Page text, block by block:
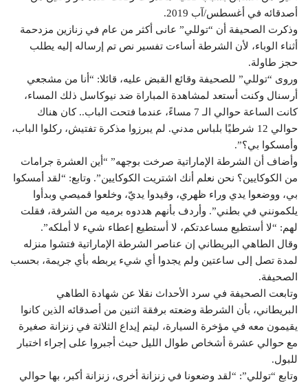
أصدقائه في أغسطس/آب 2019.
وذكرت الصحيفة أن “توللي” عانى أكثر من عام في زنازين مزدحمة
أثناء الوباء، لأن الشرطة أساءت تفسير نص تم إرساله إليه يطلب
حجز طاولة.
وروى “توللي” للصحيفة وقائع القبض عليه، قائلا: “أنا من مشجعي
أرسنال وكنت أستعد لمشاهدة المباراة ضد نيوكاسل ذلك المساء،
كانت الساعة حوالي الـ 7 مساءً، عندما فتحت الباب.. كان هناك
حوالي 12 شرطيًا بلباس مدني. لم يبرزوا مذكرة تفتيش، ركلوا الباب،
وأمسكوا بي؟”.
وأضاف أن الشرطة الإماراتية صرخت بوجهه” “أين العشرة جرامات
من الكوكايين؟ نحن نعلم أنك اشتريت الكوكايين”. وتابع: “لقد أمسكوا
بي، ووضعوا يدي وراء ظهري، وقيدوا يديّ، وخلعوا قميصي وبدأوا
يلكمونني في بطني”. وأردف بأنهم هددوه برميه من الشرفة، فقلت
لهم: “لا أستطيع مساعدتكم، لا أستطيع إعطاء شيء لا أملكه”.
وقال الطاهي البريطاني إن عناصر الشرطة الإماراتية فتشوا منزله
لمدة تصل إلى ساعتين ولم يجدوا أي شيء يربطه بأي جريمة، بحسب
الصحيفة.
وتابعت الصحيفة في سرد الأحداث نقلا عن شهادة الطاهي
البريطاني، بأن الشرطة وضعته برفقة اثنين من أصدقائه الذين كانوا
يقيمون معه في مؤخرة السيارة، ليتم إيداع الثلاثة في زنزانة صغيرة
مع حوالي عشرة أشخاص طوال الليل حيث أجبروا على إجراء اختبار
للبول.
وتابع “توللي”: “لقد وضعونا في زنزانة أخرى، زنزانة أكبر، بها حوالي